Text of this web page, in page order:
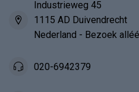
Industrieweg 45
1115 AD Duivendrecht
Nederland - Bezoek
020-6942379